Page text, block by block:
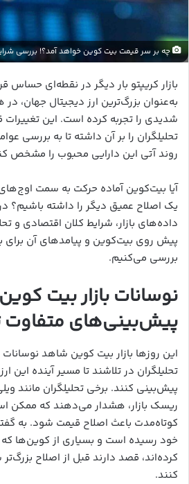
چه بر سر قیمت بیت کوین خواهد آمد؟! بررسی شرایط
بازار کریپتو بار دیگر در نقطه‌ای حساس
به‌عنوان بزرگ‌ترین ارز دیجیتال جهان،
شدیدی را تجربه کرده است. این تغییرات
تحلیلگران را بر آن داشته تا به بررسی
روند آتی این دارایی محبوب را مشخص
آیا بیت‌کوین آماده حرکت به سمت اوج‌های
یک اصلاح عمیق دیگر را داشته باشیم؟
داده‌های بازار، شرایط کلان اقتصادی و
پیش روی بیت‌کوین و پیامدهای آن برای
بررسی می‌کنیم.
نوسانات بازار بیت
پیش‌بینی‌های متفاوت
این روزها بازار بیت کوین شاهد
تحلیلگران در تلاشند تا مسیر آینده این
پیش‌بینی کنند. برخی تحلیلگران مانند
ریسک بازار، هشدار می‌دهند که ممکن
کوتاه‌مدت باعث اصلاح قیمت شود. به
خود رسیده است و بسیاری از کوین‌ها
کرده‌اند، قصد دارند قبل از اصلاح
کنند.